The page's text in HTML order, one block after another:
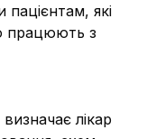
пацієнтам, які
працюють з
лікар